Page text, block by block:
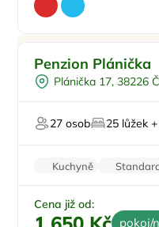
Plná penze
Sauna
U sjezdovky
Penzion Plánička
Plánička 17, 38226
27 osob 25 lůžek
Kuchyně
Wi-Fi
TV
Cena již od:
pokoj/